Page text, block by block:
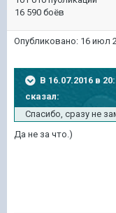
16 590 боёв
Опубликовано: 16 июл
В 16.07.2016 в
сказал:
Спасибо, сразу не
Да не за что.)